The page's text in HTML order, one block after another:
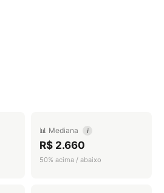
📊 Mediana i
R$ 2.660
50% acima / abaixo